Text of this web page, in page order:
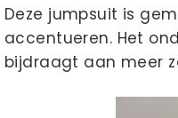
Deze jumpsuit is
accentueren. Het
bijdraagt aan meer